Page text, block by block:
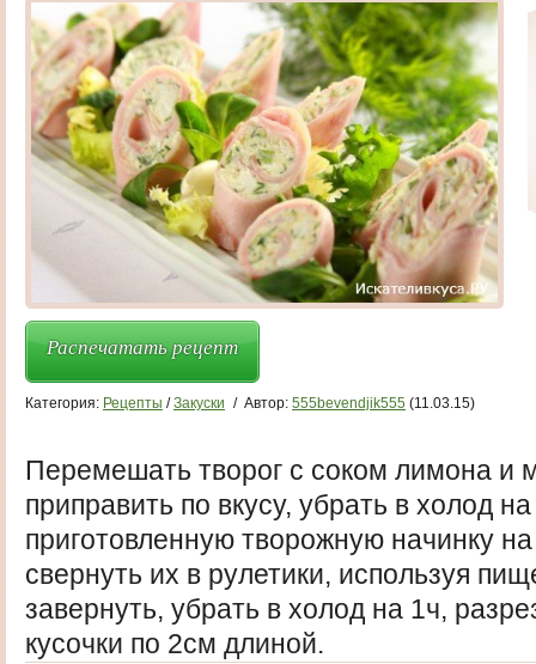
Распечатать рецепт
Категория: Рецепты /Закуски / Автор: 555bevendjik555 (11.03.15)
Перемешать творог с соком лимона и
приправить по вкусу, убрать в холод
приготовленную творожную начинку
свернуть их в рулетики, используя
завернуть, убрать в холод на 1ч,
кусочки по 2см длиной.